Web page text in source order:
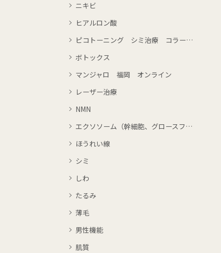
ニキビ
ヒアルロン酸
ピコトーニング シミ治療 コラーゲンピーリング
ボトックス
マンジャロ 福岡 オンライン
レーザー治療
NMN
エクソソーム（幹細胞、グロースファクター）
ほうれい線
シミ
しわ
たるみ
薄毛
男性機能
肌質